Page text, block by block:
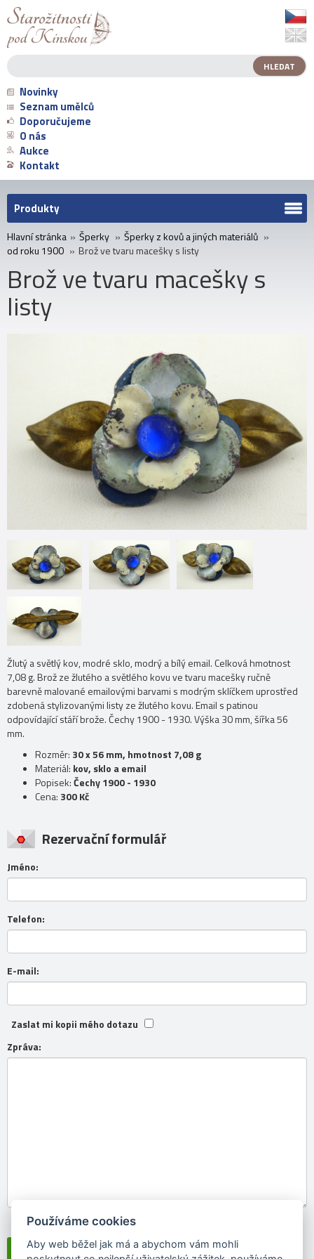
Novinky
Seznam umělců
Doporučujeme
O nás
Aukce
Kontakt
Produkty
Hlavní stránka » Šperky » Šperky z kovů a jiných materiálů »
od roku 1900 » Brož ve tvaru macešky s listy
Brož ve tvaru macešky s
listy
Žlutý a světlý kov, modré sklo, modrý a bílý email. Celková hmotnost
7,08 g. Brož ze žlutého a světlého kovu ve tvaru macešky ručně
barevně malované emailovými barvami s modrým sklíčkem uprostřed
zdobená stylizovanými listy ze žlutého kovu. Email s patinou
odpovídající stáří brože. Čechy 1900 - 1930. Výška 30 mm, šířka 56
mm.
Rozměr: 30 x 56 mm, hmotnost 7,08 g
Materiál: kov, sklo a email
Popisek:Čechy 1900 - 1930
Cena: 300 Kč
Rezervační formulář
Jméno:
Telefon:
E-mail:
Zaslat mi kopii mého dotazu
Zpráva:
Souhlasím sezpracováním osobních údajů
Používáme cookies
Aby web běžel jak má a abychom vám mohli